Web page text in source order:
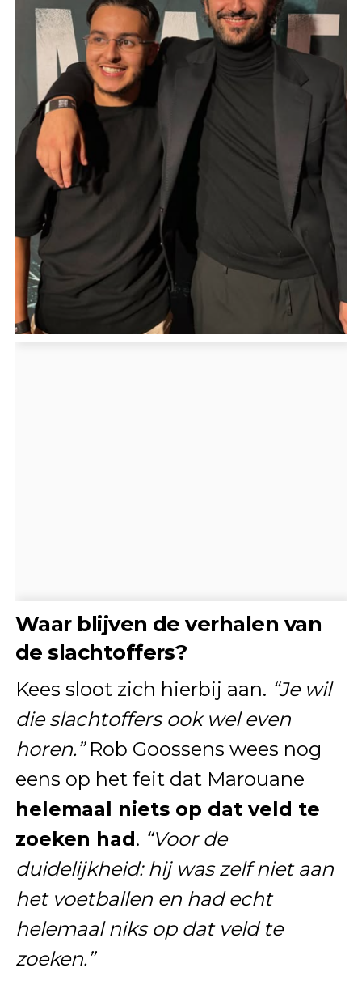
Waar blijven de verhalen van
de slachtoffers?
Kees sloot zich hierbij aan. “Je wil
die slachtoffers ook wel even
horen.”Rob Goossens wees nog
eens op het feit dat Marouane
helemaal niets op dat veld te
zoeken had. “Voor de
duidelijkheid: hij was zelf niet aan
het voetballen en had echt
helemaal niks op dat veld te
zoeken.”